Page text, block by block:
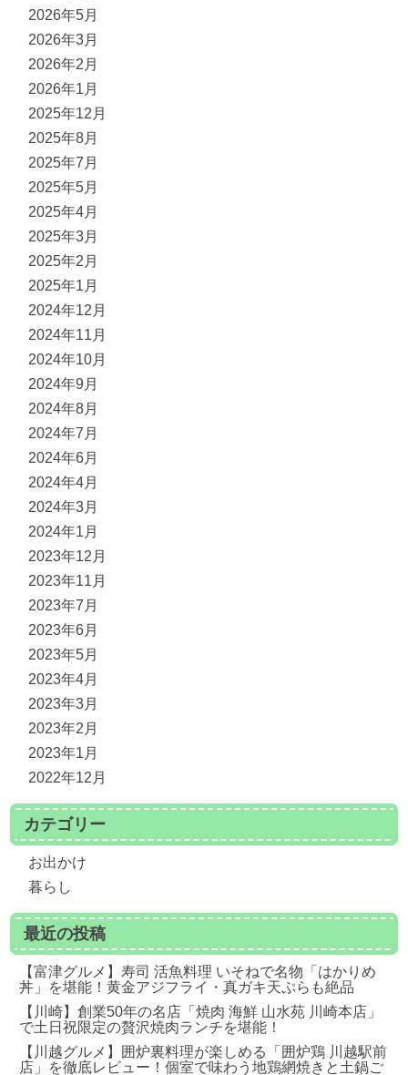
2026年5月
2026年3月
2026年2月
2026年1月
2025年12月
2025年8月
2025年7月
2025年5月
2025年4月
2025年3月
2025年2月
2025年1月
2024年12月
2024年11月
2024年10月
2024年9月
2024年8月
2024年7月
2024年6月
2024年4月
2024年3月
2024年1月
2023年12月
2023年11月
2023年7月
2023年6月
2023年5月
2023年4月
2023年3月
2023年2月
2023年1月
2022年12月
カテゴリー
お出かけ
暮らし
最近の投稿
【富津グルメ】寿司 活魚料理 いそねで名物「はかりめ
丼」を堪能！黄金アジフライ・真ガキ天ぷらも絶品
【川崎】創業50年の名店「焼肉 海鮮 山水苑 川崎本店」
で土日祝限定の贅沢焼肉ランチを堪能！
【川越グルメ】囲炉裏料理が楽しめる「囲炉鶏 川越駅前
店」を徹底レビュー！個室で味わう地鶏網焼きと土鍋ご